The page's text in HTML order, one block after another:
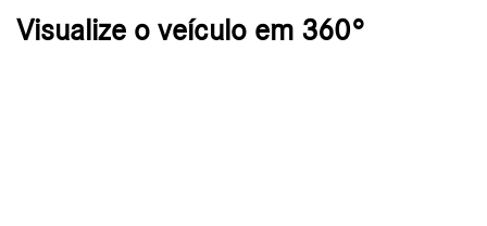
Visualize o veículo em 360°